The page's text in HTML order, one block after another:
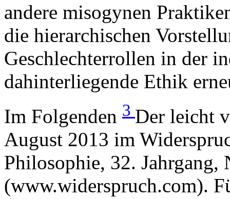
andere misogynen
die hierarchischen
Geschlechterrollen in der
dahinterliegende Ethik
Im Folgenden 3 Der leicht
August 2013 im
Philosophie, 32. Jahrgang,
(www.widerspruch.com).